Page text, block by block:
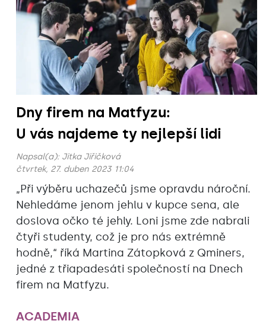
Dny firem na Matfyzu:
U vás najdeme ty nejlepší lidi
Napsal(a): Jitka Jiřičková
čtvrtek, 27. duben 2023 11:04
„Při výběru uchazečů jsme opravdu nároční.
Nehledáme jenom jehlu v kupce sena, ale
doslova očko té jehly. Loni jsme zde nabrali
čtyři studenty, což je pro nás extrémně
hodně,“ říká Martina Zátopková z Qminers,
jedné z třiapadesáti společností na Dnech
firem na Matfyzu.
ACADEMIA